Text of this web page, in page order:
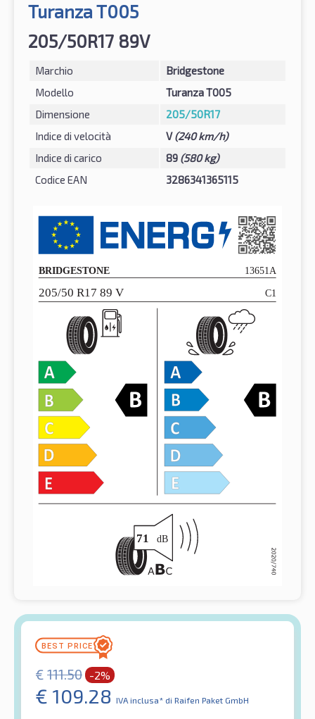
Turanza T005
205/50R17 89V
Marchio
Bridgestone
Modello
Turanza T005
Dimensione
205/50R17
Indice di velocità
V(240 km/h)
Indice di carico
89 (580 kg)
Codice EAN
3286341365115
€ 111.50 -2%
€ 109.28 IVA inclusa* di Raifen Paket GmbH